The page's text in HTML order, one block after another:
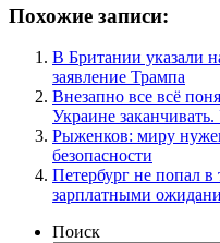
Похожие записи:
В Британии указали
заявление Трампа
Внезапно все всё
Украине
Рыженков: миру
безопасности
Петербург не попал
зарплатными
Поиск